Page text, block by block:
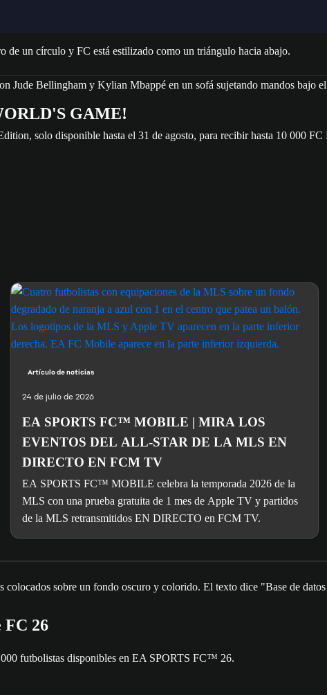
GAME!
solo disponible hasta el 31 de agosto, para recibir hasta 10 000
Artículo de noticias
24 de julio de 2026
EA SPORTS FC™ MOBILE | MIRA LOS
EVENTOS DEL ALL-STAR DE LA MLS EN
DIRECTO EN FCM TV
EA SPORTS FC™ MOBILE celebra la temporada 2026 de la
MLS con una prueba gratuita de 1 mes de Apple TV y partidos
de la MLS retransmitidos EN DIRECTO en FCM TV.
FC 26
000 futbolistas disponibles en EA SPORTS FC™ 26.